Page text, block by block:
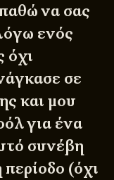
να σας
ενός
όχι
σε
και μου
για ένα
συνέβη
(όχι